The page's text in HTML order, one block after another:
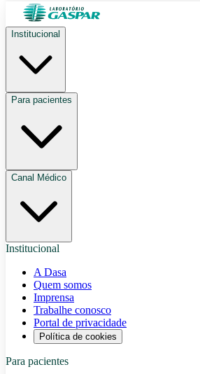
Institucional
Para pacientes
Canal Médico
Institucional
A Dasa
Quem somos
Imprensa
Trabalhe conosco
Portal de privacidade
Política de cookies
Para pacientes